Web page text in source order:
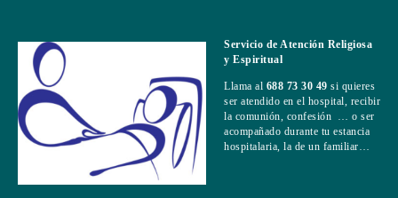
Servicio de Atención Religiosa
y Espiritual
Llama al 688 73 30 49 si quieres
ser atendido en el hospital, recibir
la comunión, confesión … o ser
acompañado durante tu estancia
hospitalaria, la de un familiar…